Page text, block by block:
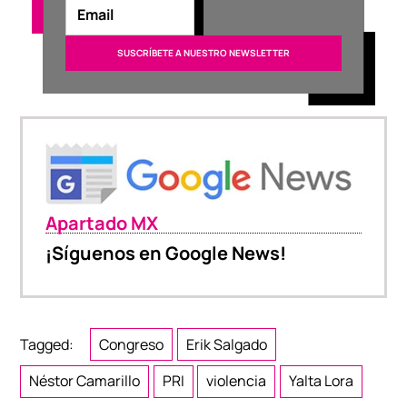
Apartado MX
¡Síguenos en Google News!
Tagged: Congreso
Erik Salgado
Néstor Camarillo
PRI violencia Yalta Lora